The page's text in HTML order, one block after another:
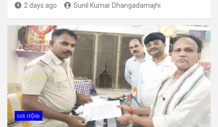
2 days ago Sunil Kumar Dhangadamajhi
ମୋ ଓଡ଼ିଶା